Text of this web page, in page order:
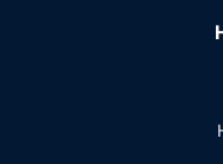
(rund um die Uhr).
06:00 Uhr bis 11:00